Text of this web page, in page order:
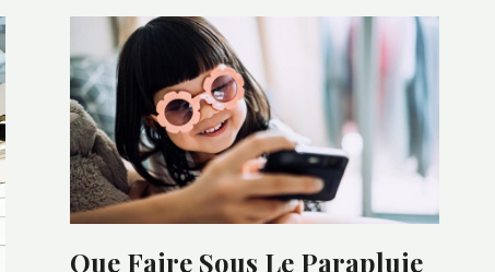
Que Faire Sous Le Parapluie